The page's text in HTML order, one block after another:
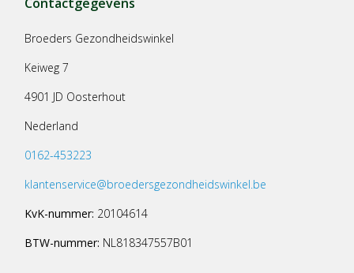
Broeders Gezondheidswinkel
Keiweg 7
4901 JD Oosterhout
Nederland
0162-453223
klantenservice@broedersgezondheidswinkel.be
KvK-nummer: 20104614
BTW-nummer: NL818347557B01